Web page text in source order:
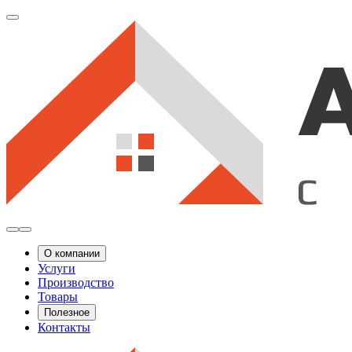
О компании
Услуги
Производство
Товары
Полезное
Контакты